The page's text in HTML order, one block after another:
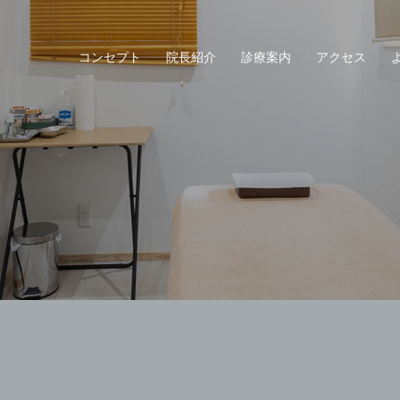
コンセプト 院長紹介 診療案内 アクセス